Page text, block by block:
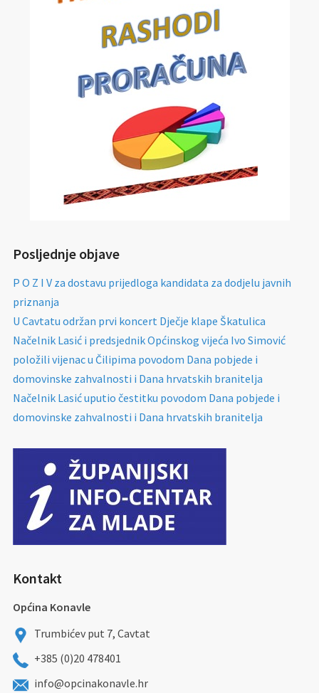
Posljednje objave
P O Z I V za dostavu prijedloga kandidata za dodjelu javnih
priznanja
U Cavtatu održan prvi koncert Dječje klape Škatulica
Načelnik Lasić i predsjednik Općinskog vijeća Ivo Simović
položili vijenac u Čilipima povodom Dana pobjede i
domovinske zahvalnosti i Dana hrvatskih branitelja
Načelnik Lasić uputio čestitku povodom Dana pobjede i
domovinske zahvalnosti i Dana hrvatskih branitelja
Kontakt
Općina Konavle
Trumbićev put 7, Cavtat
+385 (0)20 478401
info@opcinakonavle.hr